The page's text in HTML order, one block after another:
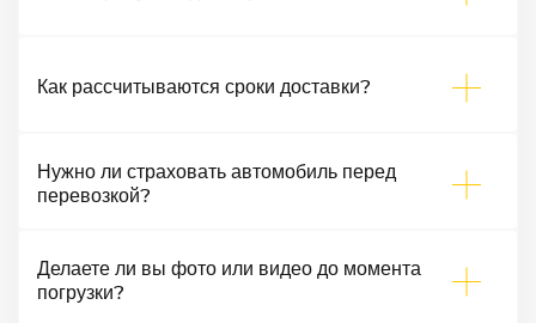
Как рассчитываются сроки доставки?
Нужно ли страховать автомобиль перед
перевозкой?
Делаете ли вы фото или видео до момента
погрузки?